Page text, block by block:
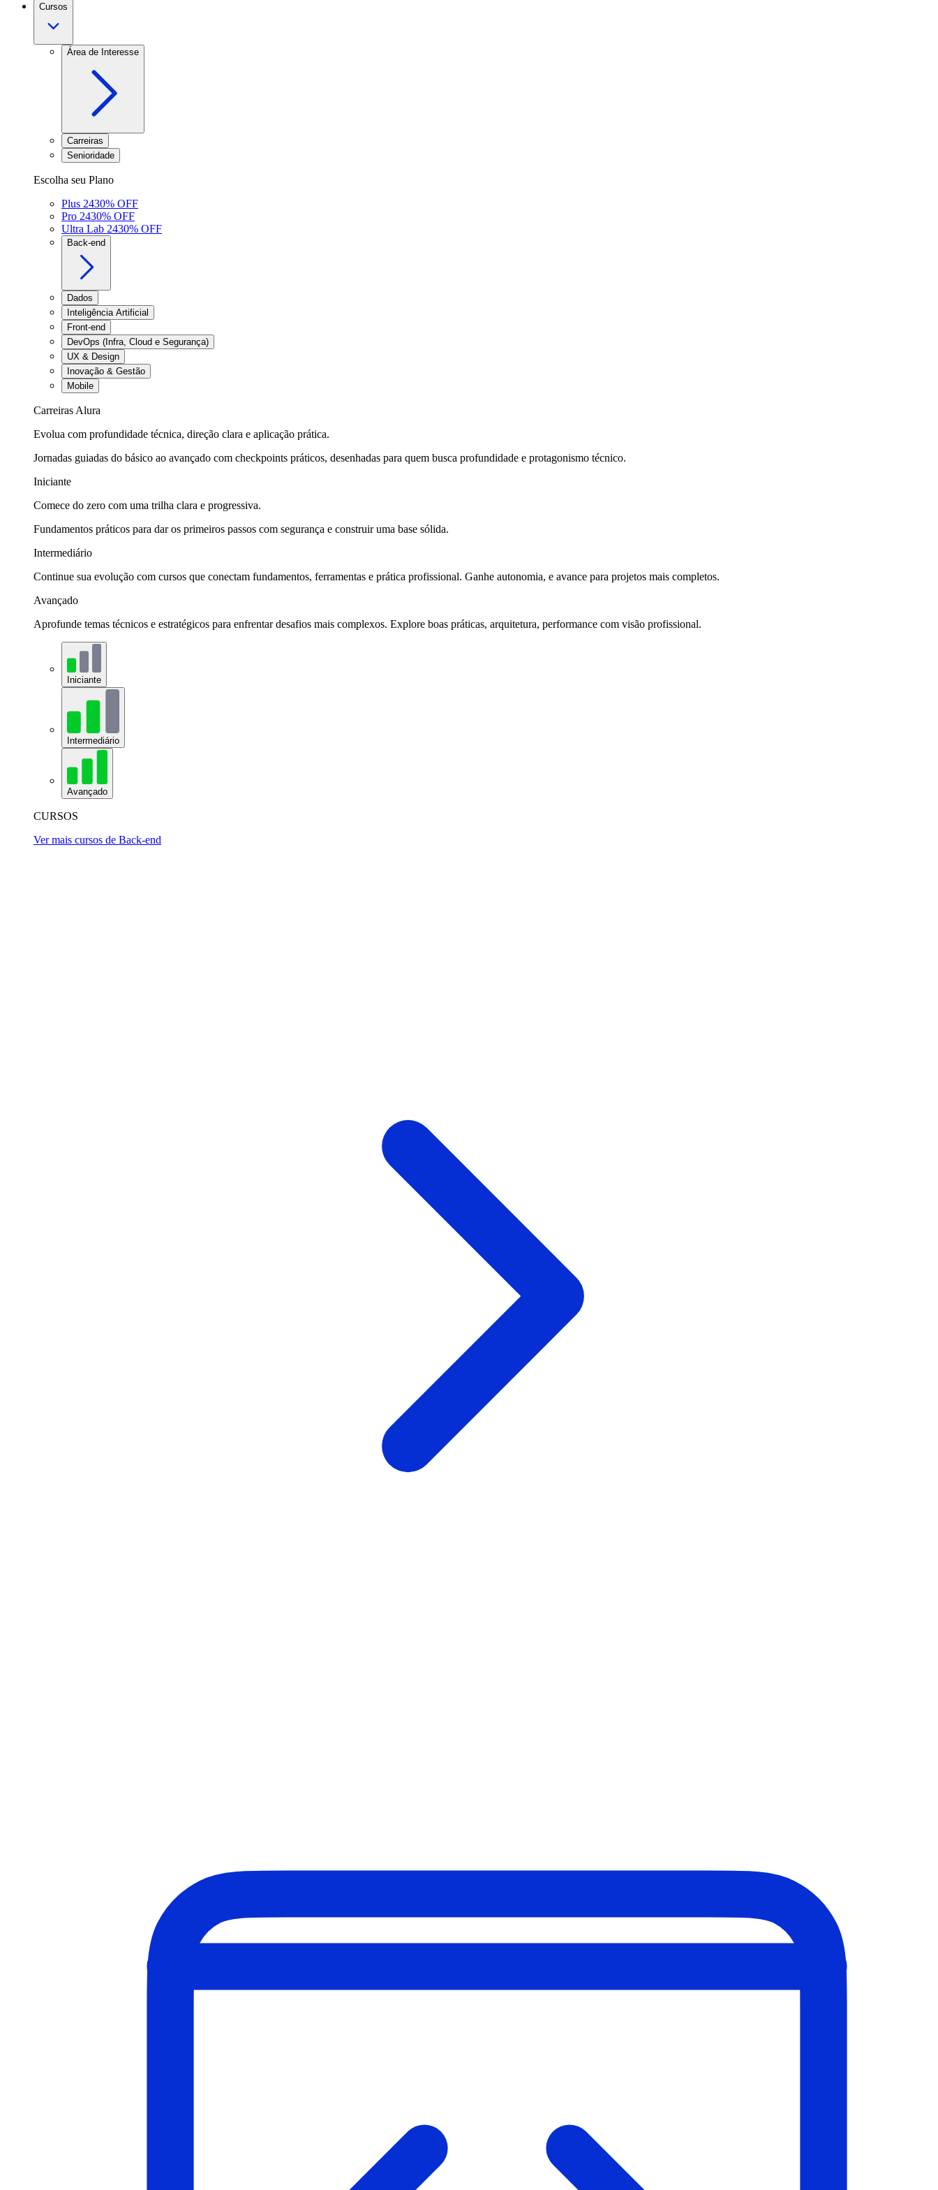
Cursos
Área de Interesse
Carreiras
Senioridade
Escolha seu Plano
Plus 2430% OFF
Pro 2430% OFF
Ultra Lab 2430% OFF
Back-end
Dados
Inteligência Artificial
Front-end
DevOps (Infra, Cloud e Segurança)
UX & Design
Inovação & Gestão
Mobile
Carreiras Alura
Evolua com profundidade técnica, direção clara e aplicação prática.
Jornadas guiadas do básico ao avançado com checkpoints práticos, desenhadas para quem busca profundidade e protagonismo técnico.
Iniciante
Comece do zero com uma trilha clara e progressiva.
Fundamentos práticos para dar os primeiros passos com segurança e construir uma base sólida.
Intermediário
Continue sua evolução com cursos que conectam fundamentos, ferramentas e prática profissional. Ganhe autonomia, e avance para projetos mais completos.
Avançado
Aprofunde temas técnicos e estratégicos para enfrentar desafios mais complexos. Explore boas práticas, arquitetura, performance com visão profissional.
Iniciante
Intermediário
Avançado
CURSOS
Ver mais cursos de Back-end